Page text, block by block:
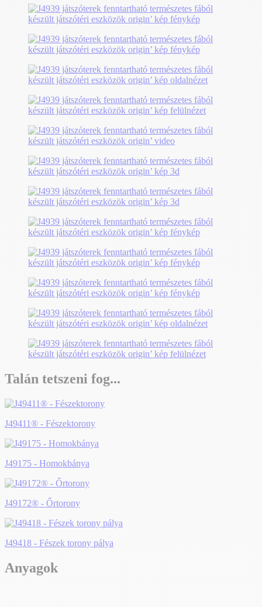
Talán tetszeni fog...
J49411® - Fészektorony
J49175 - Homokbánya
J49172® - Őrtorony
J49418 - Fészek torony pálya
Anyagok